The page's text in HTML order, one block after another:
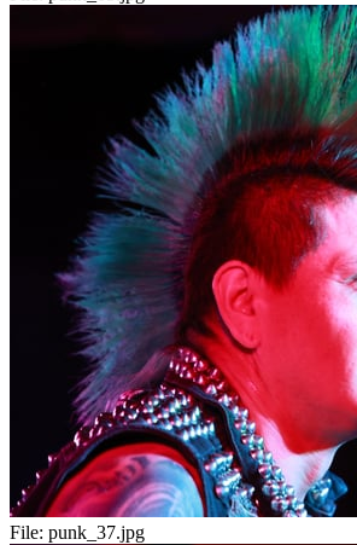
File: punk_37.jpg